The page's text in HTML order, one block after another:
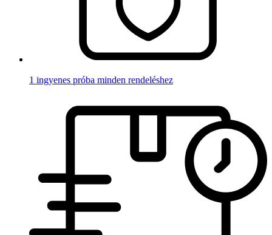
1 ingyenes próba minden rendeléshez